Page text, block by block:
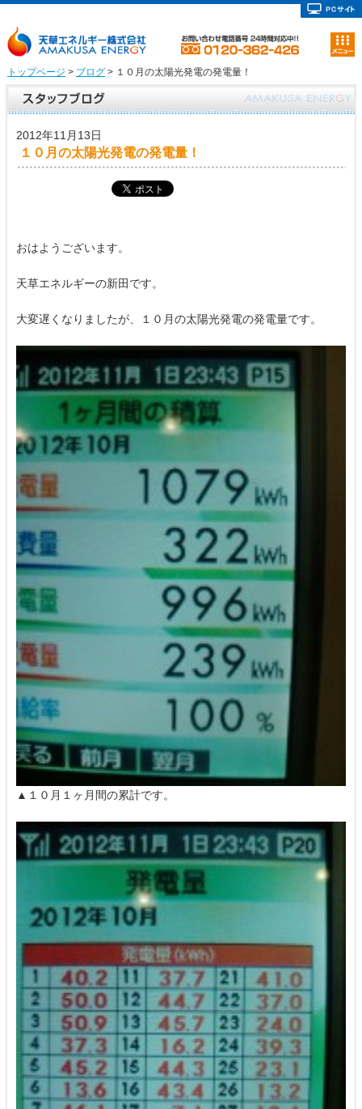
トップページ > ブログ> １０月の太陽光発電の発電量！
2012年11月13日
１０月の太陽光発電の発電量！
おはようございます。
天草エネルギーの新田です。
大変遅くなりましたが、１０月の太陽光発電の発電量です。
▲１０月１ヶ月間の累計です。